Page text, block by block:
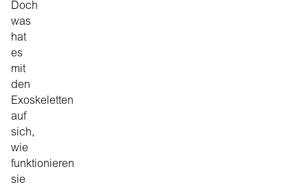
Doch
was
hat
es
mit
den
Exoskeletten
auf
sich,
wie
funktionieren
sie